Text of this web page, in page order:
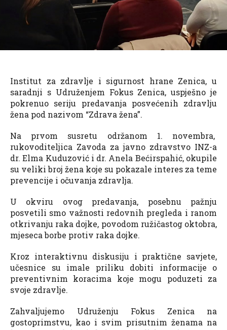
Institut za zdravlje i sigurnost hrane Zenica, u
saradnji s Udruženjem Fokus Zenica, uspješno je
pokrenuo seriju predavanja posvećenih zdravlju
žena pod nazivom “Zdrava žena”.
Na prvom susretu održanom 1. novembra,
rukovoditeljica Zavoda za javno zdravstvo INZ-a
dr. Elma Kuduzović i dr. Anela Bećirspahić, okupile
su veliki broj žena koje su pokazale interes za teme
prevencije i očuvanja zdravlja.
U okviru ovog predavanja, posebnu pažnju
posvetili smo važnosti redovnih pregleda i ranom
otkrivanju raka dojke, povodom ružičastog oktobra,
mjeseca borbe protiv raka dojke.
Kroz interaktivnu diskusiju i praktične savjete,
učesnice su imale priliku dobiti informacije o
preventivnim koracima koje mogu poduzeti za
svoje zdravlje.
Zahvaljujemo Udruženju Fokus Zenica na
gostoprimstvu, kao i svim prisutnim ženama na